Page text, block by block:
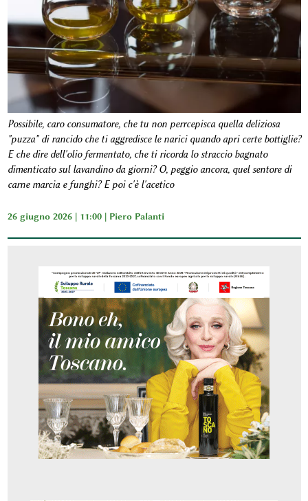
Possibile, caro consumatore, che tu non perrcepisca quella deliziosa
"puzza" di rancido che ti aggredisce le narici quando apri certe bottiglie?
E che dire dell'olio fermentato, che ti ricorda lo straccio bagnato
dimenticato sul lavandino da giorni? O, peggio ancora, quel sentore di
carne marcia e funghi? E poi c'è l'acetico
26 giugno 2026 | 11:00 | Piero Palanti